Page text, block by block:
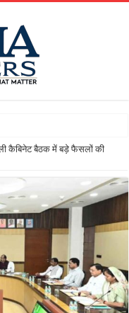
कैबिनेट बैठक में बड़े फैसलों की